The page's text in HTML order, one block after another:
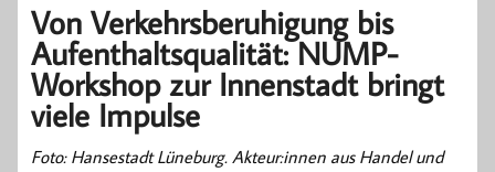
Von Verkehrsberuhigung bis
Aufenthaltsqualität: NUMP-
Workshop zur Innenstadt bringt
viele Impulse
Foto: Hansestadt Lüneburg. Akteur:innen aus Handel und